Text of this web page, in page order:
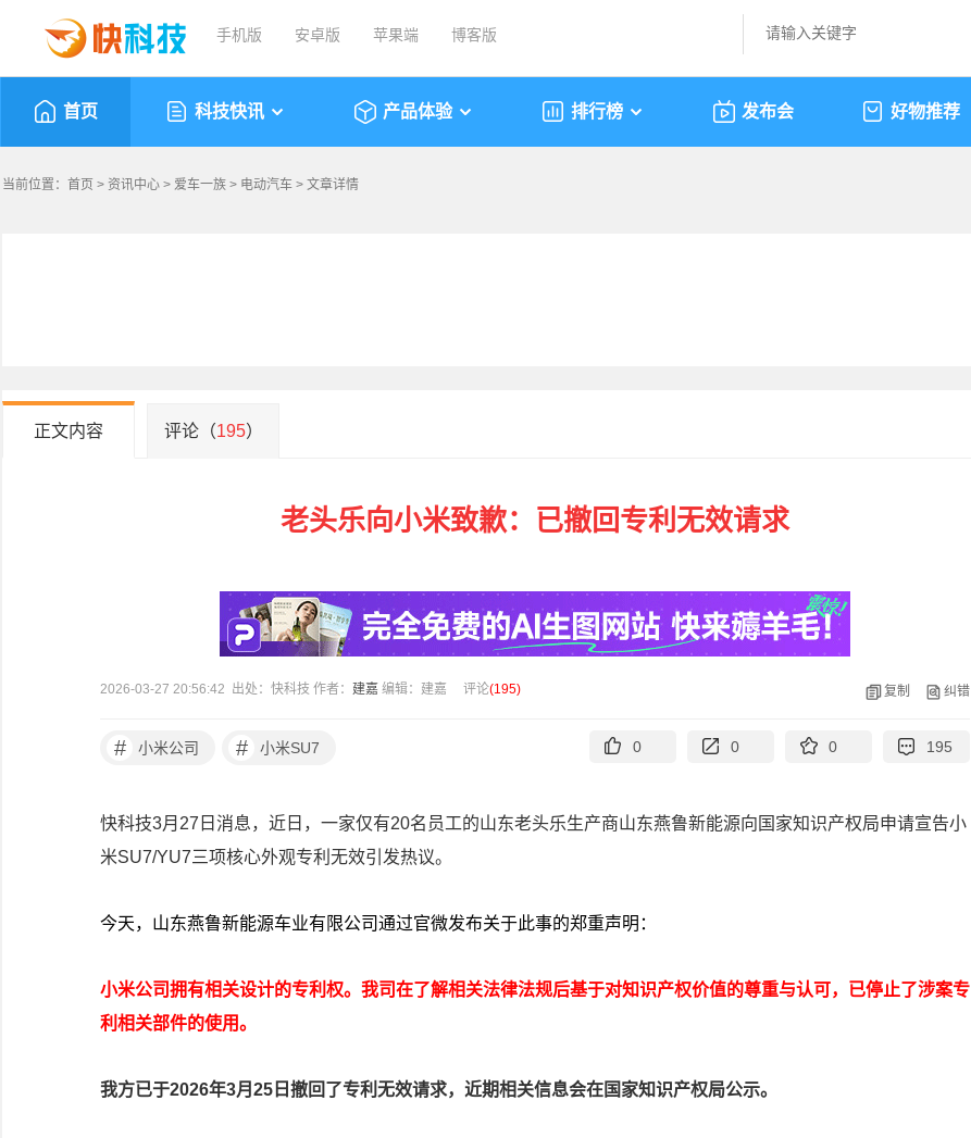
手机版 安卓版 苹果端 博客版
首页 科技快讯 产品体验 排行榜 发布会 好物推荐
当前位置： 首页 > 资讯中心 > 爱车一族 > 电动汽车 > 文章详情
正文内容 评论（195）
老头乐向小米致歉：已撤回专利无效请求
2026-03-27 20:56:42 出处：快科技 作者： 建嘉 编辑：建嘉 评论(195) 复制 纠错
# 小米公司 # 小米SU7 0 0 0 195
快科技3月27日消息，近日，一家仅有20名员工的山东老头乐生产商山东燕鲁新能源向国家知识产权局申请宣告小
米SU7/YU7三项核心外观专利无效引发热议。
今天，山东燕鲁新能源车业有限公司通过官微发布关于此事的郑重声明：
小米公司拥有相关设计的专利权。我司在了解相关法律法规后基于对知识产权价值的尊重与认可，已停止了涉案专
利相关部件的使用。
我方已于2026年3月25日撤回了专利无效请求，近期相关信息会在国家知识产权局公示。